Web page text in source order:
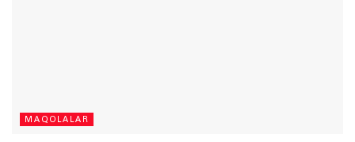
MAQOLALAR